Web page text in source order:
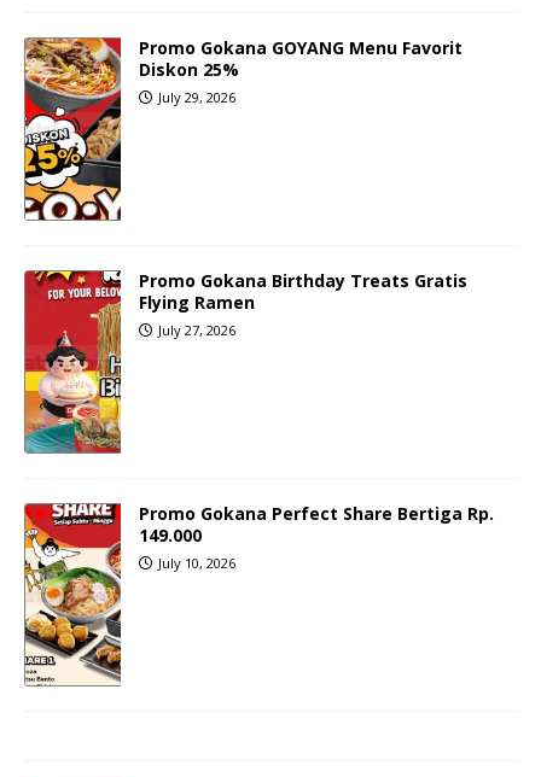
Promo Gokana GOYANG Menu Favorit
Diskon 25%
July 29, 2026
Promo Gokana Birthday Treats Gratis
Flying Ramen
July 27, 2026
Promo Gokana Perfect Share Bertiga Rp.
149.000
July 10, 2026